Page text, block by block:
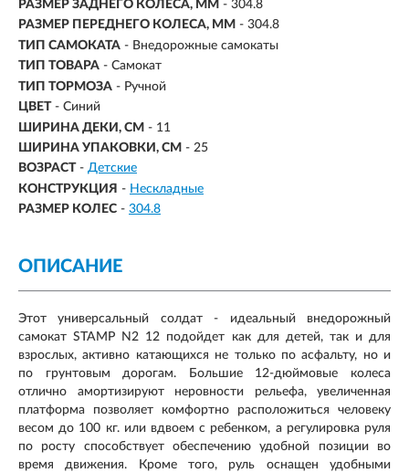
РАЗМЕР ЗАДНЕГО КОЛЕСА, ММ - 304.8
РАЗМЕР ПЕРЕДНЕГО КОЛЕСА, ММ - 304.8
ТИП САМОКАТА - Внедорожные самокаты
ТИП ТОВАРА - Самокат
ТИП ТОРМОЗА - Ручной
ЦВЕТ - Синий
ШИРИНА ДЕКИ, СМ - 11
ШИРИНА УПАКОВКИ, СМ - 25
ВОЗРАСТ - Детские
КОНСТРУКЦИЯ - Нескладные
РАЗМЕР КОЛЕС - 304.8
ОПИСАНИЕ
Этот универсальный солдат - идеальный внедорожный
самокат STAMP N2 12 подойдет как для детей, так и для
взрослых, активно катающихся не только по асфальту, но и
по грунтовым дорогам. Большие 12-дюймовые колеса
отлично амортизируют неровности рельефа, увеличенная
платформа позволяет комфортно расположиться человеку
весом до 100 кг. или вдвоем с ребенком, а регулировка руля
по росту способствует обеспечению удобной позиции во
время движения. Кроме того, руль оснащен удобными